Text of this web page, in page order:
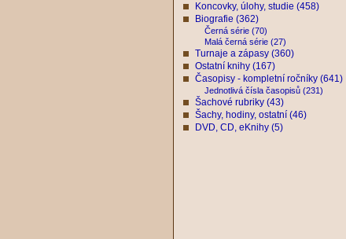
Koncovky, úlohy, studie (458)
Biografie (362)
Černá série (70)
Malá černá série (27)
Turnaje a zápasy (360)
Ostatní knihy (167)
Časopisy - kompletní ročníky (641)
Jednotlivá čísla časopisů (231)
Šachové rubriky (43)
Šachy, hodiny, ostatní (46)
DVD, CD, eKnihy (5)